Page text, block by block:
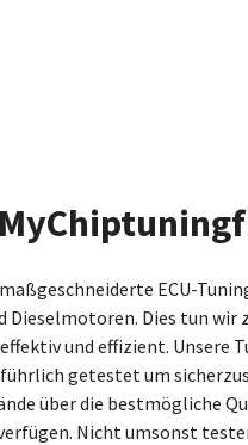
ECU-
Dieselmotoren. Dies tun wir
und effizient. Unsere
getestet um
über die bestmögliche
Nicht umsonst